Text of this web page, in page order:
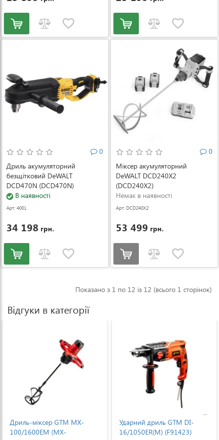
0
Дриль акумуляторний
безщітковий DeWALT
DCD470N (DCD470N)
В наявності
Арт: 4001
34 198 грн.
0
Міксер акумуляторний
DeWALT DCD240X2
(DCD240X2)
Немає в наявності
Арт: DCD240X2
53 499 грн.
Показано з 1 по 12 із 12 (всього 1 сторінок)
Відгуки в категорії
Ударний дриль GTM DI-
16/1050ER(M) (F91423)
Ударний дриль GTM DI-
13/750ER(M) (F91223)